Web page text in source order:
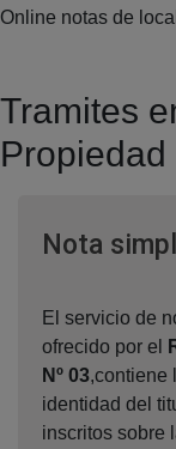
Online notas de
Tramites
Propiedad
Nota
El servicio de
ofrecido por el
Nº 03,contiene
identidad del
inscritos sobre